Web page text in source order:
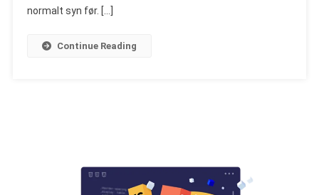
normalt syn før. […]
Continue Reading